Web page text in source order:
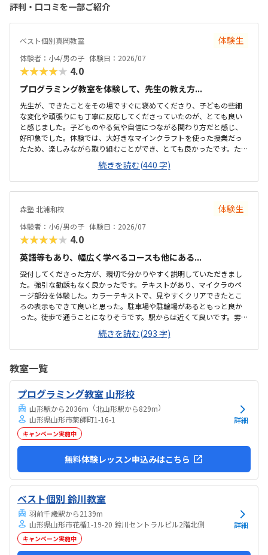
評判・口コミを一部ご紹介
ベスト個別真岡教室 体験生
体験者：小4/男の子 体験日：2026/07
★★★★★ 4.0
プログラミング教室を体験して、先生の教え方...
先生が、できたことをその場ですぐに褒めてくださり、子どもの些細
な変化や頑張りにも丁寧に反応してくださっていたのが、とても良い
と感じました。子どものやる気や自信につながる関わり方だと感じ、
好印象でした。体験では、大好きなマインクラフトを使った授業だっ
たため、楽しみながら取り組むことができ、とても良かったです。た
だ、今後もずっとマインクラフトを使った内容ではないと伺ったの
で、その後も興味を持って取り組めるかどうかは少し気になる点でし
た。教室は自宅から15分ほどの距離にあり、通いやすいと感じまし
た。また、駐車場もあるため、送り迎えもしやすく、安心して通わせ
ているわけではありませんが、壁などで視線が分散しにくい工夫がさ
れており、集中しやすい雰囲気だと感じました。月4回（1回50分）で
約12,000円という料金は、我が家にとってはや...
続きを読む(440 字)
森塾 北浦和校 体験生
体験者：小6/男の子 体験日：2026/07
★★★★★ 4.0
英語等もあり、幅広く学べるコースも他にある...
受付してくださった方が、親切で分かりやすく説明していただきまし
た。強引な勧誘もなく良かったです。テキストがあり、マイクラのペ
ージ部分を体験した。カラーテキストで、見やすくクリアできたとこ
ろの表示もできて良いと思った。駐車場や駐輪場があるともっと良か
った。徒歩で通うことになりそうです。駅からは近くて良いです。雰囲
気も良く、清潔感もあった。部屋が区切られていて、個人スペースも
確保されていて良かった。基本料金以外に、追加料金があまり無さそ
うで良かった。できれば、毎月1万以内で通いたいです。子供に熱心に
気持ちになれて良かった。
続きを読む(293 字)
教室一覧
プログラミング教室 山形校
山形駅から2036m （北山形駅から829m）
山形県山形市薬師町1-16-1
キャンペーン実施中
詳細
無料体験レッスン申込みはこちら
ベスト個別 鈴川教室
羽前千歳駅から2139m
山形県山形市花楯1-19-20 鈴川セントラルビル2階北側
キャンペーン実施中
詳細